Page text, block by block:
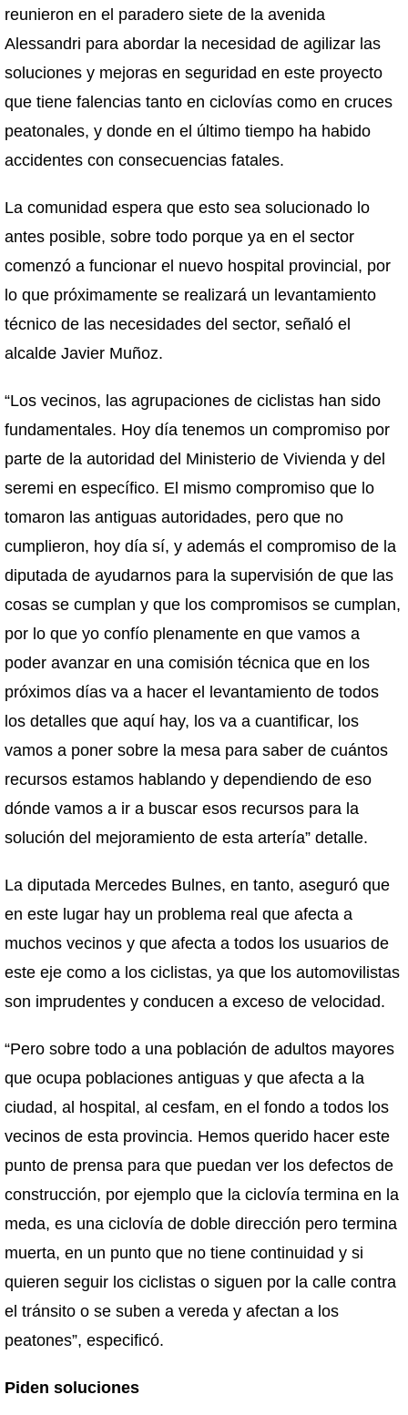
reunieron en el paradero siete de la avenida
Alessandri para abordar la necesidad de agilizar las
soluciones y mejoras en seguridad en este proyecto
que tiene falencias tanto en ciclovías como en cruces
peatonales, y donde en el último tiempo ha habido
accidentes con consecuencias fatales.
La comunidad espera que esto sea solucionado lo
antes posible, sobre todo porque ya en el sector
comenzó a funcionar el nuevo hospital provincial, por
lo que próximamente se realizará un levantamiento
técnico de las necesidades del sector, señaló el
alcalde Javier Muñoz.
“Los vecinos, las agrupaciones de ciclistas han sido
fundamentales. Hoy día tenemos un compromiso por
parte de la autoridad del Ministerio de Vivienda y del
seremi en específico. El mismo compromiso que lo
tomaron las antiguas autoridades, pero que no
cumplieron, hoy día sí, y además el compromiso de la
diputada de ayudarnos para la supervisión de que las
cosas se cumplan y que los compromisos se cumplan,
por lo que yo confío plenamente en que vamos a
poder avanzar en una comisión técnica que en los
próximos días va a hacer el levantamiento de todos
los detalles que aquí hay, los va a cuantificar, los
vamos a poner sobre la mesa para saber de cuántos
recursos estamos hablando y dependiendo de eso
dónde vamos a ir a buscar esos recursos para la
solución del mejoramiento de esta artería” detalle.
La diputada Mercedes Bulnes, en tanto, aseguró que
en este lugar hay un problema real que afecta a
muchos vecinos y que afecta a todos los usuarios de
este eje como a los ciclistas, ya que los automovilistas
son imprudentes y conducen a exceso de velocidad.
“Pero sobre todo a una población de adultos mayores
que ocupa poblaciones antiguas y que afecta a la
ciudad, al hospital, al cesfam, en el fondo a todos los
vecinos de esta provincia. Hemos querido hacer este
punto de prensa para que puedan ver los defectos de
construcción, por ejemplo que la ciclovía termina en la
meda, es una ciclovía de doble dirección pero termina
muerta, en un punto que no tiene continuidad y si
quieren seguir los ciclistas o siguen por la calle contra
el tránsito o se suben a vereda y afectan a los
peatones”, especificó.
Piden soluciones